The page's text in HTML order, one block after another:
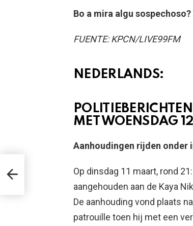
Bo a mira algu
FUENTE: KPCN/LIVE99FM
NEDERLANDS:
MET WOENSDAG
Aanhoudingen rijden onder
Op dinsdag 11 maart, rond
aangehouden aan de Kaya
De aanhouding vond plaats
patrouille toen hij met een